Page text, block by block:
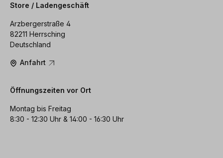
Store / Ladengeschäft
Arzbergerstraße 4
82211 Herrsching
Deutschland
Anfahrt
Öffnungszeiten vor Ort
Montag bis Freitag
8:30 - 12:30 Uhr & 14:00 - 16:30 Uhr